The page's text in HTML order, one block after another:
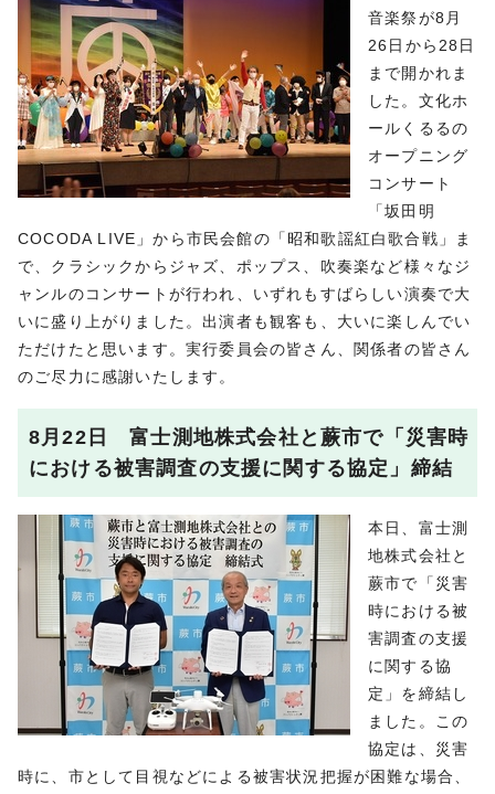
音楽祭が8月
26日から28日
まで開かれま
した。文化ホ
ールくるるの
オープニング
コンサート
「坂田明
COCODA LIVE」から市民会館の「昭和歌謡紅白歌合戦」ま
で、クラシックからジャズ、ポップス、吹奏楽など様々なジ
ャンルのコンサートが行われ、いずれもすばらしい演奏で大
いに盛り上がりました。出演者も観客も、大いに楽しんでい
ただけたと思います。実行委員会の皆さん、関係者の皆さん
のご尽力に感謝いたします。
8月22日 富士測地株式会社と蕨市で「災害時
における被害調査の支援に関する協定」締結
本日、富士測
地株式会社と
蕨市で「災害
時における被
害調査の支援
に関する協
定」を締結し
ました。この
協定は、災害
時に、市として目視などによる被害状況把握が困難な場合、